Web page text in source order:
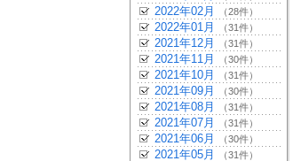
2022年02月 （28件）
2022年01月 （31件）
2021年12月 （31件）
2021年11月 （30件）
2021年10月 （31件）
2021年09月 （30件）
2021年08月 （31件）
2021年07月 （31件）
2021年06月 （30件）
2021年05月 （31件）